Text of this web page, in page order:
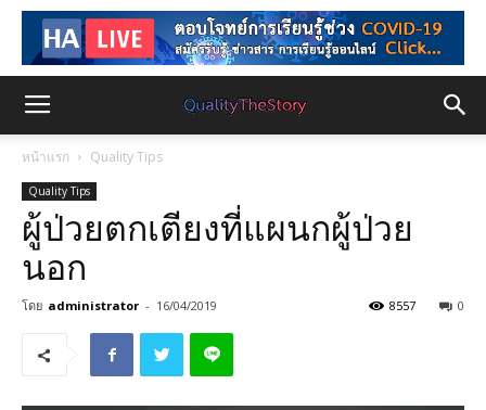
หน้าแรก Quality Tips
Quality Tips
ผู้ป่วยตกเตียงที่แผนกผู้ป่วย
นอก
โดย administrator - 16/04/2019 0
8557